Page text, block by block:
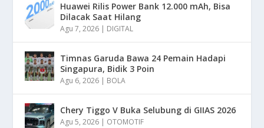
Huawei Rilis Power Bank 12.000 mAh, Bisa
Dilacak Saat Hilang
Agu 7, 2026 | DIGITAL
Timnas Garuda Bawa 24 Pemain Hadapi
Singapura, Bidik 3 Poin
Agu 6, 2026 | BOLA
Chery Tiggo V Buka Selubung di GIIAS 2026
Agu 5, 2026 | OTOMOTIF